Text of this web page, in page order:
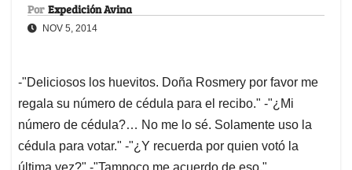
Por Expedición Avina
NOV 5, 2014
-"Deliciosos los huevitos. Doña Rosmery por favor me
regala su número de cédula para el recibo." -"¿Mi
número de cédula?… No me lo sé. Solamente uso la
cédula para votar." -"¿Y recuerda por quien votó la